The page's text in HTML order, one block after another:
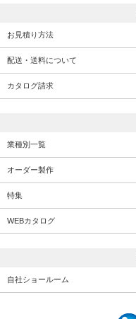
お見積り方法
配送・送料について
カタログ請求
業種別一覧
オーダー製作
特集
WEBカタログ
自社ショールーム